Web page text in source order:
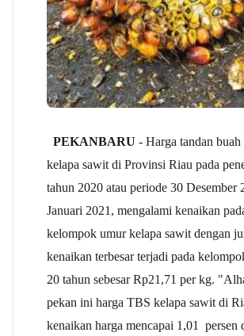
PEKANBARU - Harga tandan
kelapa sawit di Provinsi Riau pada
tahun 2020 atau periode 30 Desember
Januari 2021, mengalami kenaikan
kelompok umur kelapa sawit dengan
kenaikan terbesar terjadi pada
20 tahun sebesar Rp21,71 per kg.
pekan ini harga TBS kelapa sawit di
kenaikan harga mencapai 1,01 persen